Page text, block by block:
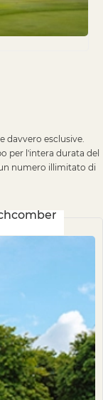
davvero esclusive.
per l'intera durata del
numero illimitato di